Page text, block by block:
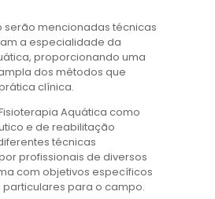
serão mencionadas técnicas
a especialidade da
proporcionando uma
dos métodos que
clínica.
Aquática como
e de reabilitação
técnicas
profissionais de diversos
com objetivos específicos
para o campo.